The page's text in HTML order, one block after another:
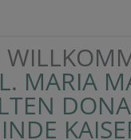
MARIA